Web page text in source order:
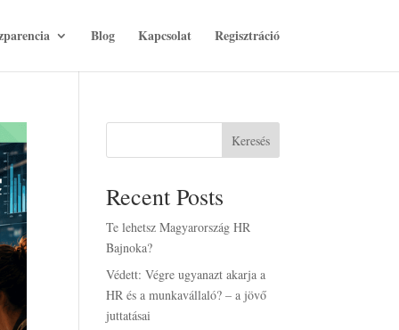
Blog Kapcsolat Regisztráció
Keresés
Recent Posts
Te lehetsz Magyarország HR
Bajnoka?
Védett: Végre ugyanazt akarja a
HR és a munkavállaló? – a jövő
juttatásai